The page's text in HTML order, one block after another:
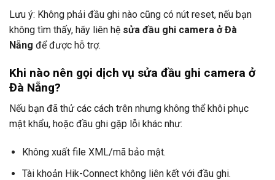
Lưu ý: Không phải đầu ghi nào cũng có nút reset, nếu bạn
không tìm thấy, hãy liên hệ sửa đầu ghi camera ở Đà
Nẵng để được hỗ trợ.
Khi nào nên gọi dịch vụ sửa đầu ghi camera ở
Đà Nẵng?
Nếu bạn đã thử các cách trên nhưng không thể khôi phục
mật khẩu, hoặc đầu ghi gặp lỗi khác như:
Không xuất file XML/mã bảo mật.
Tài khoản Hik-Connect không liên kết với đầu ghi.